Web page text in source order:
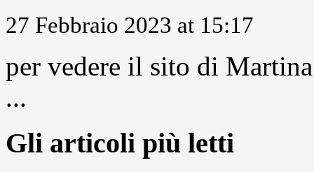
27 Febbraio 2023 at 15:17
per vedere il sito di
...
Gli articoli più letti